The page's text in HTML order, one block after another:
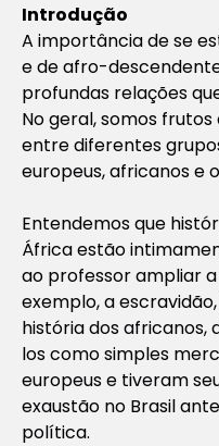
Introdução
A importância de se
e de afro-
profundas relações
No geral, somos
entre diferentes
europeus, africanos e
Entendemos que
África estão
ao professor ampliar
exemplo, a
história dos africanos,
los como simples
europeus e tiveram
exaustão no Brasil
política.